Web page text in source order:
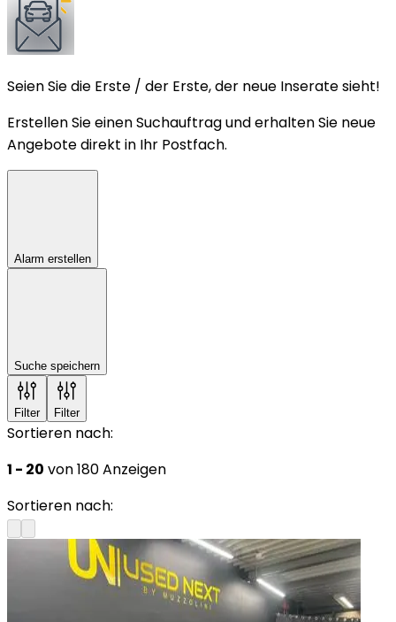
Seien Sie die Erste / der Erste, der neue Inserate sieht!
Erstellen Sie einen Suchauftrag und erhalten Sie neue
Angebote direkt in Ihr Postfach.
Alarm erstellen
Suche speichern
Filter Filter
Sortieren nach:
1 - 20 von 180 Anzeigen
Sortieren nach: